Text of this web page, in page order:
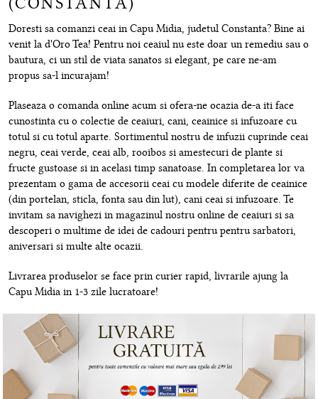
Doresti sa comanzi ceai in Capu Midia, judetul Constanta? Bine ai
venit la d'Oro Tea! Pentru noi ceaiul nu este doar un remediu sau o
bautura, ci un stil de viata sanatos si elegant, pe care ne-am
propus sa-l incurajam!
Plaseaza o comanda online acum si ofera-ne ocazia de-a iti face
cunostinta cu o colectie de ceaiuri, cani, ceainice si infuzoare cu
totul si cu totul aparte. Sortimentul nostru de infuzii cuprinde ceai
negru, ceai verde, ceai alb, rooibos si amestecuri de plante si
fructe gustoase si in acelasi timp sanatoase. In completarea lor va
prezentam o gama de accesorii ceai cu modele diferite de ceainice
(din portelan, sticla, fonta sau din lut), cani ceai si infuzoare. Te
invitam sa navighezi in magazinul nostru online de ceaiuri si sa
descoperi o multime de idei de cadouri pentru pentru sarbatori,
aniversari si multe alte ocazii.
Livrarea produselor se face prin curier rapid, livrarile ajung la
Capu Midia in 1-3 zile lucratoare!